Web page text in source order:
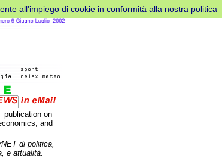
all'impiego di cookie in conformità alla nostra politica
publication on
and
di politica,
e attualità.